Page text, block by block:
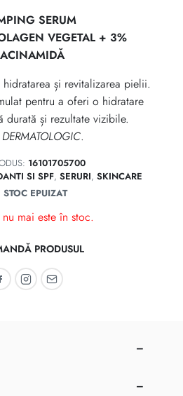
SERUM
VEGETAL + 3%
și revitalizarea pielii.
pentru a oferi o hidratare
durată și rezultate vizibile.
DERMATOLOGIC.
16101705700
SI SPF, SERURI, SKINCARE
STOC EPUIZAT
mai este în stoc.
PRODUSUL
Recomandă pe Facebook
Recomandă pe Instagram
Recomandă prin email